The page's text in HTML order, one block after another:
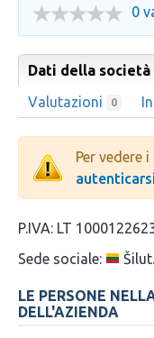
0
Dati della società
Valutazioni 0
Per vedere
autenticarsi
P.IVA: LT
Sede sociale:
LE PERSONE
DELL'AZIENDA